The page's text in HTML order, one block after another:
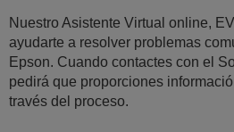
Nuestro Asistente Virtual online,
ayudarte a resolver problemas
Epson. Cuando contactes con el
pedirá que proporciones
través del proceso.